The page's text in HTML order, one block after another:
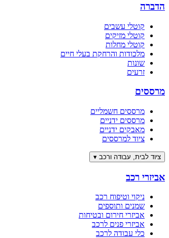
הדברה
קוטלי עשבים
קוטלי מזיקים
קוטלי מחלות
מלכודות והרחקת בעלי חיים
שונות
זרעים
מרססים
מרססים חשמליים
מרססים ידניים
מאבקים ידניים
ציוד למרססים
ציוד לבית, עבודה ורכב ▾
אביזרי רכב
ניקוי וטיפוח רכב
שמנים ותוספים
אביזרי חירום ובטיחות
אביזרי פנים לרכב
כלי עבודה לרכב